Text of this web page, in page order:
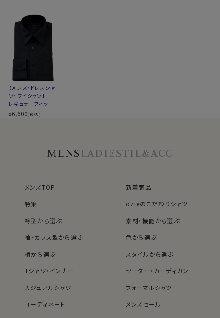
【メンズ・ドレスシャ
ツ・ワイシャツ】
レギュラーフィット・
形態安定・ブロー
ド・レギュラーカラー
¥6,600(税込)
MENSLADIESTIE&ACC
メンズTOP
新着商品
特集
ozieのこだわりシャツ
衿型から選ぶ
素材・機能から選ぶ
袖・カフス型から選ぶ
色から選ぶ
柄から選ぶ
スタイルから選ぶ
Tシャツ・インナー
セーター・カーディガン
カジュアルシャツ
フォーマルシャツ
コーディネート
メンズセール